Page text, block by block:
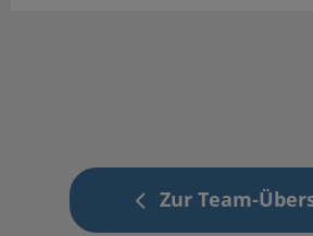
Zur Team-